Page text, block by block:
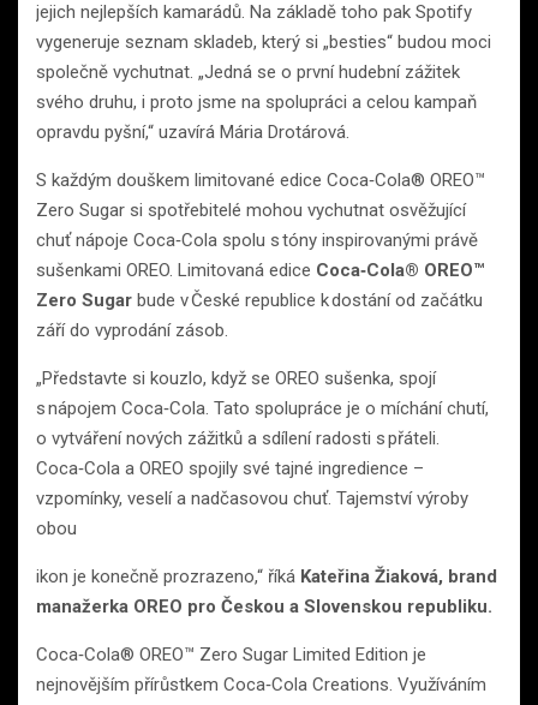
jejich nejlepších kamarádů. Na základě toho pak Spotify
vygeneruje seznam skladeb, který si „besties“ budou moci
společně vychutnat. „Jedná se o první hudební zážitek
svého druhu, i proto jsme na spolupráci a celou kampaň
opravdu pyšní,“ uzavírá Mária Drotárová.
S každým douškem limitované edice Coca‑Cola® OREO™
Zero Sugar si spotřebitelé mohou vychutnat osvěžující
chuť nápoje Coca‑Cola spolu s tóny inspirovanými právě
sušenkami OREO. Limitovaná edice Coca‑Cola® OREO™
Zero Sugar bude v České republice k dostání od začátku
září do vyprodání zásob.
„Představte si kouzlo, když se OREO sušenka, spojí
s nápojem Coca‑Cola. Tato spolupráce je o míchání chutí,
o vytváření nových zážitků a sdílení radosti s přáteli.
Coca‑Cola a OREO spojily své tajné ingredience –
vzpomínky, veselí a nadčasovou chuť. Tajemství výroby
obou
ikon je konečně prozrazeno,“ říká Kateřina Žiaková, brand
manažerka OREO pro Českou a Slovenskou republiku.
Coca‑Cola® OREO™ Zero Sugar Limited Edition je
nejnovějším přírůstkem Coca‑Cola Creations. Využíváním